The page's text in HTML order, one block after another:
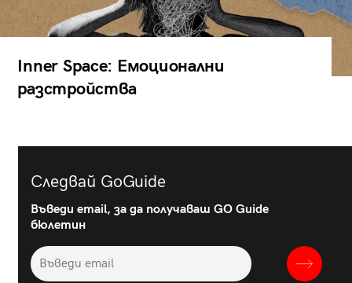
Inner Space: Емоционални
разстройства
Следвай GoGuide
Въведи email, за да получаваш GO Guide
бюлетин